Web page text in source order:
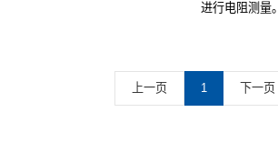
进行电阻测量。
上一页 1 下一页